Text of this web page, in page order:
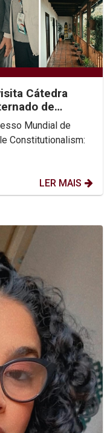
Cátedra
de
Mundial de
Constitutionalism:
LER MAIS